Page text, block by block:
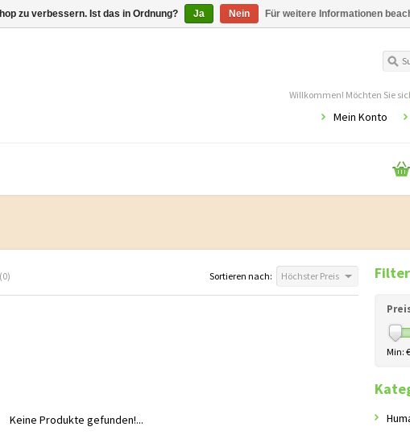
Willkommen! Möchten Sie
Mein Konto
Sortieren nach: Höchster Preis
Keine Produkte gefunden!...
Min: €
zu verbessern. Ist das in Ordnung? Ja Nein Für weitere Informationen